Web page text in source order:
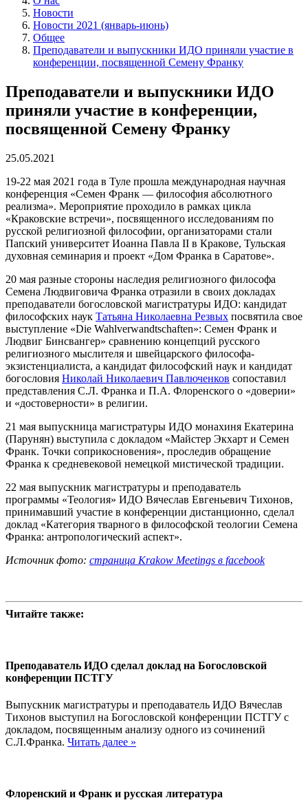
Новости
Новости 2021 (январь-июнь)
Общее
Преподаватели и выпускники ИДО приняли участие в
конференции, посвященной Семену Франку
Преподаватели и выпускники ИДО
приняли участие в конференции,
посвященной Семену Франку
25.05.2021
19-22 мая 2021 года в Туле прошла международная научная
конференция «Семен Франк — философия абсолютного
реализма». Мероприятие проходило в рамках цикла
«Краковские встречи», посвященного исследованиям по
русской религиозной философии, организаторами стали
Папский университет Иоанна Павла II в Кракове, Тульская
духовная семинария и проект «Дом Франка в Саратове».
20 мая разные стороны наследия религиозного философа
Семена Людвиговича Франка отразили в своих докладах
преподаватели богословской магистратуры ИДО: кандидат
философских наук Татьяна Николаевна Резвых посвятила свое
выступление «Die Wahlverwandtschaften»: Семен Франк и
Людвиг Бинсвангер» сравнению концепций русского
религиозного мыслителя и швейцарского философа-
экзистенциалиста, а кандидат философский наук и кандидат
богословия Николай Николаевич Павлюченков сопоставил
представления С.Л. Франка и П.А. Флоренского о «доверии»
и «достоверности» в религии.
21 мая выпускница магистратуры ИДО монахиня Екатерина
(Парунян) выступила с докладом «Майстер Экхарт и Семен
Франк. Точки соприкосновения», проследив обращение
Франка к средневековой немецкой мистической традиции.
22 мая выпускник магистратуры и преподаватель
программы «Теология» ИДО Вячеслав Евгеньевич Тихонов,
принимавший участие в конференции дистанционно, сделал
доклад «Категория тварного в философской теологии Семена
Франка: антропологический аспект».
Источник фото: страница Krakow Meetings в facebook
Читайте также:
Преподаватель ИДО сделал доклад на Богословской
конференции ПСТГУ
Выпускник магистратуры и преподаватель ИДО Вячеслав
Тихонов выступил на Богословской конференции ПСТГУ с
докладом, посвященным анализу одного из сочинений
С.Л.Франка. Читать далее »
Флоренский и Франк и русская литература